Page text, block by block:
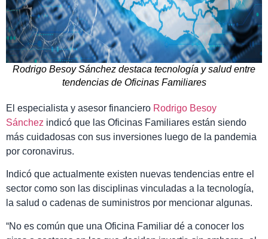
Rodrigo Besoy Sánchez destaca tecnología y salud entre
tendencias de Oficinas Familiares
El especialista y asesor financiero Rodrigo Besoy
Sánchez indicó que las Oficinas Familiares están siendo
más cuidadosas con sus inversiones luego de la pandemia
por coronavirus.
Indicó que actualmente existen nuevas tendencias entre el
sector como son las disciplinas vinculadas a la tecnología,
la salud o cadenas de suministros por mencionar algunas.
“No es común que una Oficina Familiar dé a conocer los